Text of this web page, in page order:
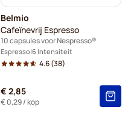
Belmio
Cafeïnevrij Espresso
10 capsules voor Nespresso®
Espresso 6 Intensiteit
4.6(38)
€ 2,85
€ 0,29/ kop